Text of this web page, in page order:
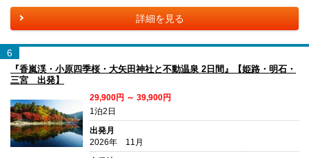
詳細を見る
6
『香嵐渓・小原四季桜・大矢田神社と不動温泉 2日間』【姫路・明石・
三宮 出発】
29,900円 ～ 39,900円
1泊2日
出発月
2026年 11月